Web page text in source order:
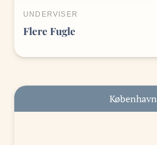
UNDERVISER
Flere Fugle
København